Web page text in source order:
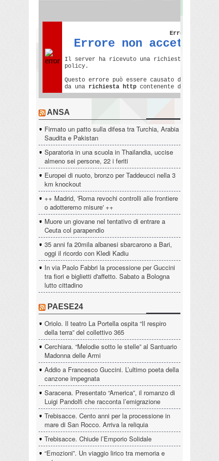
ANSA
Firmato un patto sulla difesa tra Turchia, Arabia
Saudita e Pakistan
Sparatoria in una scuola in Thailandia, uccise
almeno sei persone, 22 i feriti
Europei di nuoto, bronzo per Taddeucci nella 3
km knockout
++ Madrid, 'Roma revochi controlli alle frontiere
o adotteremo misure' ++
Muore un giovane nel tentativo di entrare a
Ceuta col parapendio
35 anni fa 20mila albanesi sbarcarono a Bari,
oggi il ricordo con Kledi Kadiu
In via Paolo Fabbri la processione per Guccini
tra fiori e biglietti d'affetto. Sabato a Bologna
lutto cittadino
PAESE24
Oriolo. Il teatro La Portella ospita “Il respiro
della terra” del collettivo 365
Cerchiara. “Melodie sotto le stelle” al Santuario
Madonna delle Armi
Addio a Francesco Guccini. L’ultimo poeta della
canzone impegnata
Saracena. Presentato “America”, il romanzo di
Luigi Pandolfi che racconta l’emigrazione
Trebisacce. Cento anni per la processione in
mare di San Rocco. Arriva la reliquia
Trebisacce. Chiude l’Emporio Solidale
“Emozioni”. Un viaggio lirico tra memoria e